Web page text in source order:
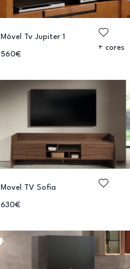
Móvel Tv Jupiter 1
560€
+ cores
Movel TV Sofia
630€